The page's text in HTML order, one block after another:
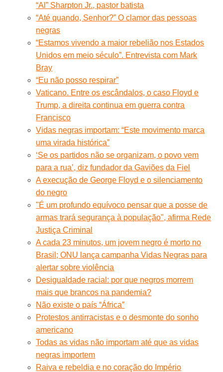
“Al” Sharpton Jr., pastor batista
“Até quando, Senhor?” O clamor das pessoas
negras
“Estamos vivendo a maior rebelião nos Estados
Unidos em meio século”. Entrevista com Mark
Bray
“Eu não posso respirar”
Vaticano. Entre os escândalos, o caso Floyd e
Trump, a direita continua em guerra contra
Francisco
Vidas negras importam: “Este movimento marca
uma virada histórica”
‘Se os partidos não se organizam, o povo vem
para a rua’, diz fundador da Gaviões da Fiel
A execução de George Floyd e o silenciamento
do negro
"É um profundo equívoco pensar que a posse de
armas trará segurança à população", afirma Rede
Justiça Criminal
A cada 23 minutos, um jovem negro é morto no
Brasil; ONU lança campanha Vidas Negras para
alertar sobre violência
Desigualdade racial: por que negros morrem
mais que brancos na pandemia?
Não existe o país “África”
Protestos antirracistas e o desmonte do sonho
americano
Todas as vidas não importam até que as vidas
negras importem
Raiva e rebeldia e no coração do Império